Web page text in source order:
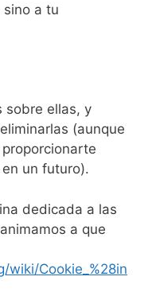
a tu
sobre ellas, y
(aunque
un futuro).
dedicada a las
a que
wiki/Cookie_%28in